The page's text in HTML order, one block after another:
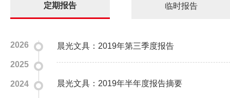
定期报告 临时报告
2026
2025
2024
晨光文具：2019年第三季度报告
晨光文具：2019年半年度报告摘要